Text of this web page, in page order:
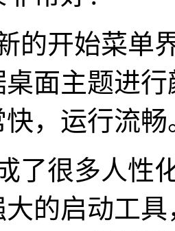
开始菜单界
面主题进
，运行流畅
很多人性化
的启动工